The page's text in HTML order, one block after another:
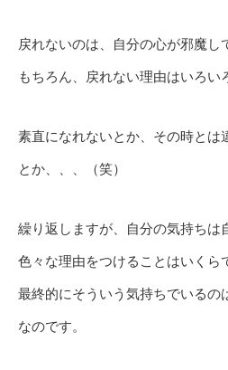
戻れないのは、自分の心が邪魔し
もちろん、戻れない理由はいろい
素直になれないとか、その時とは
とか、、、（笑）
繰り返しますが、自分の気持ちは
色々な理由をつけることはいくら
最終的にそういう気持ちでいるの
なのです。